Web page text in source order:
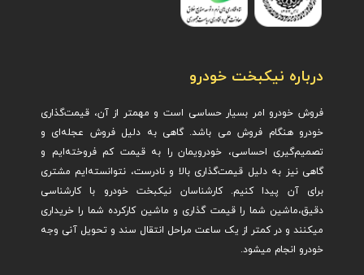
درباره نیکبخت خودرو
فروش خودرو امر بسیار حساسی است و مهمتر از آن، قیمت‌گذاری
خودرو هنگام فروش می باشد. گاهی به دلیل فروش عجله‌ای و
تصمیم‌گیری احساسی، خودرویمان را به قیمت کم فروخته‌ایم و
گاهی نیز به دلیل قیمت‌گذاری بالا و نادرست، نتوانسته‌ایم مشتری
برای آن پیدا کنیم. کارشناسان نیکبخت خودرو با کارشناسی
دقیق،ماشین شما را قیمت گذاری و ماشین کارکرده شما را خریداری
میکنند و در کمتر از یک ساعت مراحل انتقال سند و تحویل آنی وجه
خودرو انجام میشود.